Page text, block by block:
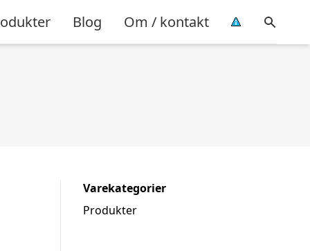
Blog Om / kontakt
Varekategorier
Produkter